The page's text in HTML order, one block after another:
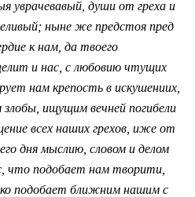
уврачевавый, души от греха и
ныне же предстоя пред
к нам, да твоего
и нас, с любовию чтущих
нам крепость в искушениих,
ищущим вечней погибели
всех наших грехов, иже от
дня мыслию, словом и делом
что подобает нам творити,
подобает ближним нашим с